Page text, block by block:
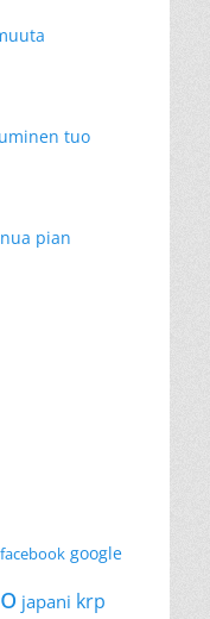
tuo
pian
facebook google
japani krp